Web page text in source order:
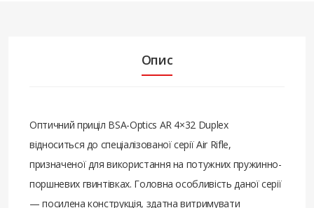
Опис
Оптичний приціл BSA-Optics AR 4×32 Duplex
відноситься до спеціалізованої серії Air Rifle,
призначеної для використання на потужних пружинно-
поршневих гвинтівках. Головна особливість даної серії
— посилена конструкція, здатна витримувати